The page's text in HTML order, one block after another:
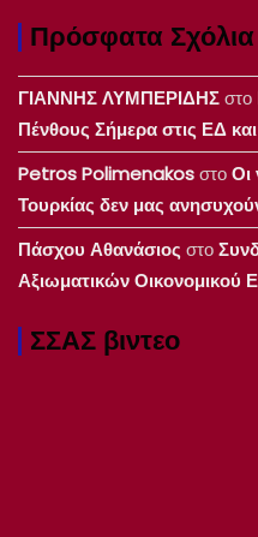
Πρόσφατα Σχόλια
ΓΙΑΝΝΗΣ ΛΥΜΠΕΡΙΔΗΣστο
Πένθους Σήμερα στις ΕΔ
Petros PolimenakosστοΟι
Τουρκίας δεν μας
Πάσχου Αθανάσιος στο
Αξιωματικών
ΣΣΑΣ βιντεο